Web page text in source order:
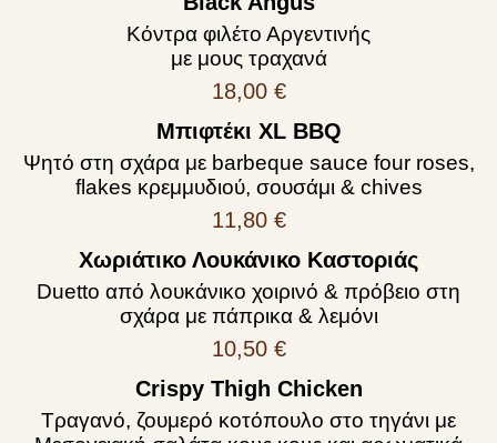
Κόντρα φιλέτο Αργεντινής
με μους τραχανά
18,00 €
Μπιφτέκι XL ΒΒQ
Ψητό στη σχάρα με barbeque sauce four roses,
flakes κρεμμυδιού, σουσάμι & chives
11,80 €
Χωριάτικο Λουκάνικο Καστοριάς
Duetto από λουκάνικο χοιρινό & πρόβειο στη
σχάρα με πάπρικα & λεμόνι
10,50 €
Crispy Thigh Chicken
Τραγανό, ζουμερό κοτόπουλο στο τηγάνι με